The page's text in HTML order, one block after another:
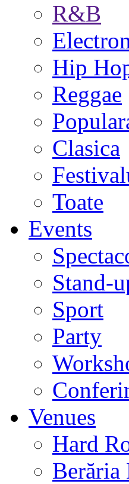
R&B
Hip
Reggae
Clasica
Toate
Events
Stand-
Sport
Party
Venues
Hard
Berăria